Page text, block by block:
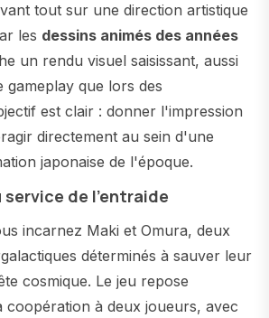
tout sur une direction artistique
les dessins animés des années
un rendu visuel saisissant, aussi
gameplay que lors des
est clair : donner l'impression
directement au sein d'une
japonaise de l'époque.
service de l'entraide
incarnez Maki et Omura, deux
déterminés à sauver leur
cosmique. Le jeu repose
coopération à deux joueurs, avec